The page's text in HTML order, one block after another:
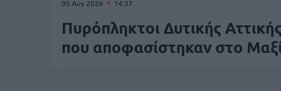
05 Αυγ 2026 14:37
Πυρόπληκτοι Δυτικής
που αποφασίστηκαν στο